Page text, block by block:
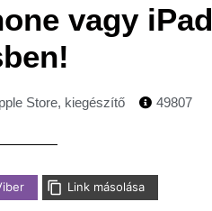
vagy iPad
Store, kiegészítő 49807
Link másolása